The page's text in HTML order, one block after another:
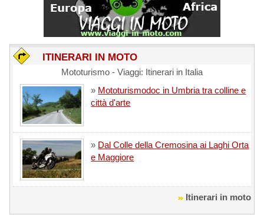
ITINERARI IN MOTO
Mototurismo - Viaggi: Itinerari in Italia
» Mototurismodoc in Umbria tra colline e
città d'arte
» Dal Colle della Cremosina ai Laghi Orta
e Maggiore
Itinerari in moto